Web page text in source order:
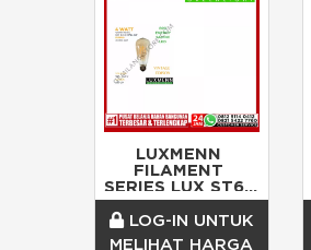
LUXMENN
FILAMENT
SERIES LUX ST64
WARM WHITE 4w
LOG-IN UNTUK
MELIHAT HARGA